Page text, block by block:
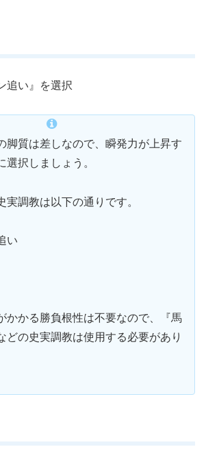
追い』を選択
脚質は差しなので、瞬発力が上昇す
選択しましょう。
実調教は以下の通りです。
い
かかる勝負根性は不要なので、『馬
どの史実調教は使用する必要があり